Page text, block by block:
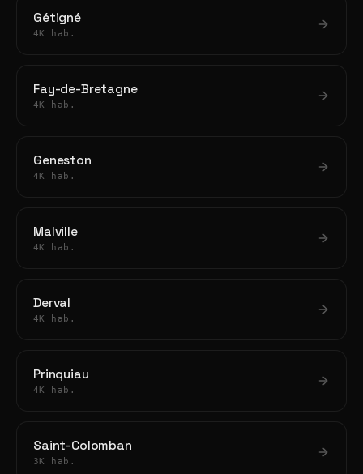
Gétigné
4K hab.
Fay-de-Bretagne
4K hab.
Geneston
4K hab.
Malville
4K hab.
Derval
4K hab.
Prinquiau
4K hab.
Saint-Colomban
3K hab.